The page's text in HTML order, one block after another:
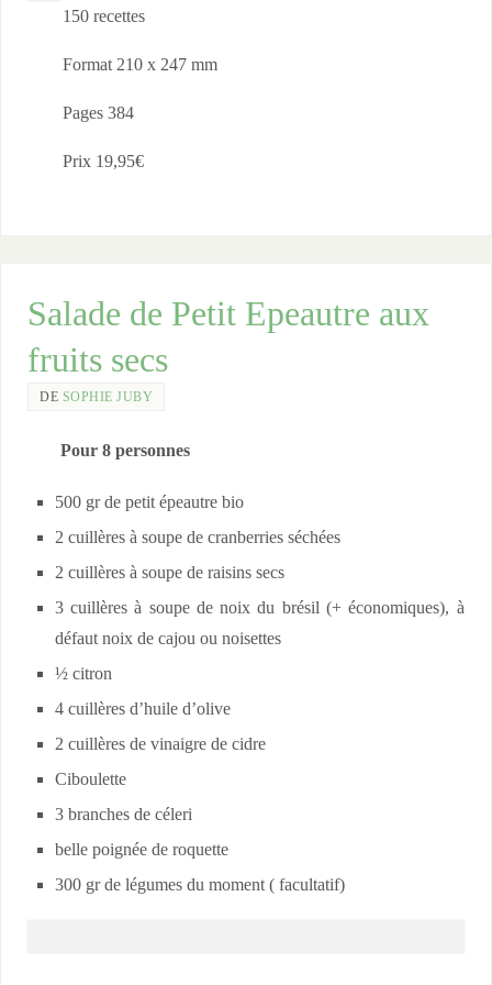
150 recettes
Format 210 x 247 mm
Pages 384
Prix 19,95€
Salade de Petit Epeautre aux
fruits secs
DE SOPHIE JUBY
Pour 8 personnes
500 gr de petit épeautre bio
2 cuillères à soupe de cranberries séchées
2 cuillères à soupe de raisins secs
3 cuillères à soupe de noix du brésil (+ économiques), à
défaut noix de cajou ou noisettes
½ citron
4 cuillères d’huile d’olive
2 cuillères de vinaigre de cidre
Ciboulette
3 branches de céleri
belle poignée de roquette
300 gr de légumes du moment ( facultatif)